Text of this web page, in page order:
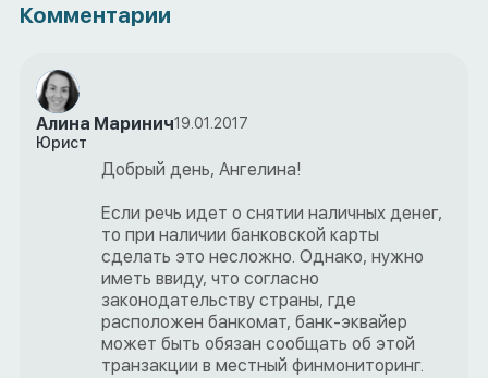
Комментарии
Алина Маринич19.01.2017
Юрист
Добрый день, Ангелина!
Если речь идет о снятии наличных денег,
то при наличии банковской карты
сделать это несложно. Однако, нужно
иметь ввиду, что согласно
законодательству страны, где
расположен банкомат, банк-эквайер
может быть обязан сообщать об этой
транзакции в местный финмониторинг.